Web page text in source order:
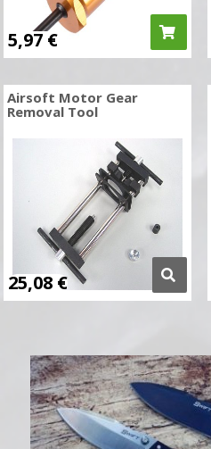
5,97 €
Airsoft Motor Gear
Removal Tool
25,08 €